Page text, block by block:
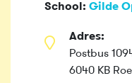
School: Gilde
Adres:
Postbus
6040 KB